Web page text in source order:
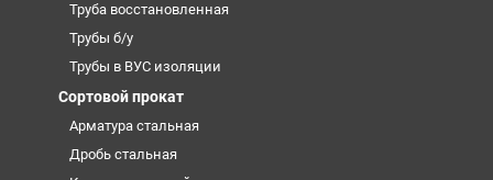
Труба восстановленная
Трубы б/у
Трубы в ВУС изоляции
Сортовой прокат
Арматура стальная
Дробь стальная